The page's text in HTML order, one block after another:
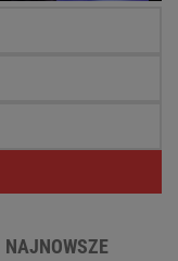
NAJNOWSZE